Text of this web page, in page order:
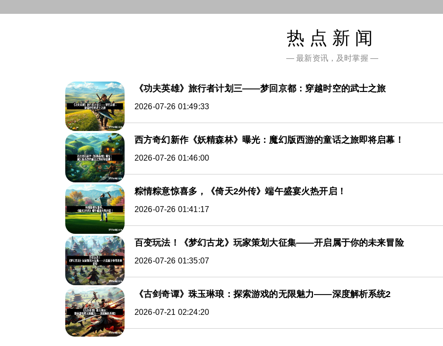
热点新闻
— 最新资讯，及时掌握 —
《功夫英雄》旅行者计划三——梦回京都：穿越时空的武士之旅
2026-07-26 01:49:33
西方奇幻新作《妖精森林》曝光：魔幻版西游的童话之旅即将启幕！
2026-07-26 01:46:00
粽情粽意惊喜多，《倚天2外传》端午盛宴火热开启！
2026-07-26 01:41:17
百变玩法！《梦幻古龙》玩家策划大征集——开启属于你的未来冒险
2026-07-26 01:35:07
《古剑奇谭》珠玉琳琅：探索游戏的无限魅力——深度解析系统2
2026-07-21 02:24:20